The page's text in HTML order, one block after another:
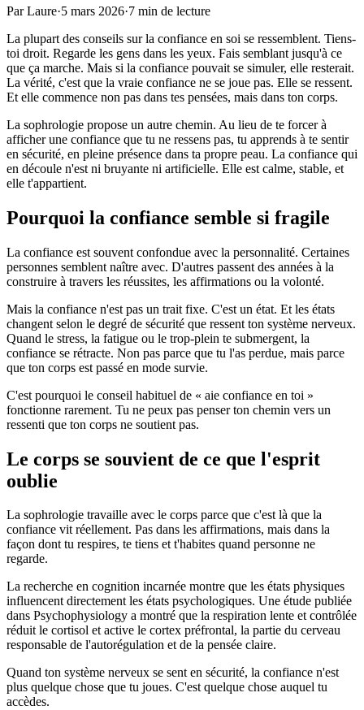
Par Laure·5 mars 2026·7 min de lecture
La plupart des conseils sur la confiance en soi se ressemblent. Tiens-
toi droit. Regarde les gens dans les yeux. Fais semblant jusqu'à ce
que ça marche. Mais si la confiance pouvait se simuler, elle resterait.
La vérité, c'est que la vraie confiance ne se joue pas. Elle se ressent.
Et elle commence non pas dans tes pensées, mais dans ton corps.
La sophrologie propose un autre chemin. Au lieu de te forcer à
afficher une confiance que tu ne ressens pas, tu apprends à te sentir
en sécurité, en pleine présence dans ta propre peau. La confiance qui
en découle n'est ni bruyante ni artificielle. Elle est calme, stable, et
elle t'appartient.
Pourquoi la confiance semble si fragile
La confiance est souvent confondue avec la personnalité. Certaines
personnes semblent naître avec. D'autres passent des années à la
construire à travers les réussites, les affirmations ou la volonté.
Mais la confiance n'est pas un trait fixe. C'est un état. Et les états
changent selon le degré de sécurité que ressent ton système nerveux.
Quand le stress, la fatigue ou le trop-plein te submergent, la
confiance se rétracte. Non pas parce que tu l'as perdue, mais parce
que ton corps est passé en mode survie.
C'est pourquoi le conseil habituel de « aie confiance en toi »
fonctionne rarement. Tu ne peux pas penser ton chemin vers un
ressenti que ton corps ne soutient pas.
Le corps se souvient de ce que l'esprit
oublie
La sophrologie travaille avec le corps parce que c'est là que la
confiance vit réellement. Pas dans les affirmations, mais dans la
façon dont tu respires, te tiens et t'habites quand personne ne
regarde.
La recherche en cognition incarnée montre que les états physiques
influencent directement les états psychologiques. Une étude publiée
dans Psychophysiology a montré que la respiration lente et contrôlée
réduit le cortisol et active le cortex préfrontal, la partie du cerveau
responsable de l'autorégulation et de la pensée claire.
Quand ton système nerveux se sent en sécurité, la confiance n'est
plus quelque chose que tu joues. C'est quelque chose auquel tu
accèdes.